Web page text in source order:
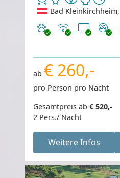
Bad
Haustiere erlaubt
Internet
TV
ab € 260,-
pro Person pro Nacht
Gesamtpreis ab € 520,-
2 Pers./ Nacht
Weitere Infos